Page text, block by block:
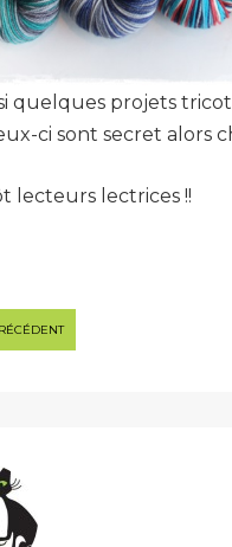
quelques projets
ci sont secret alors
lecteurs lectrices !!